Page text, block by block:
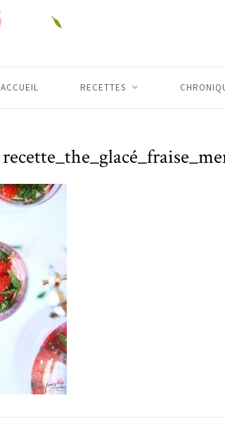
ACCUEIL RECETTES